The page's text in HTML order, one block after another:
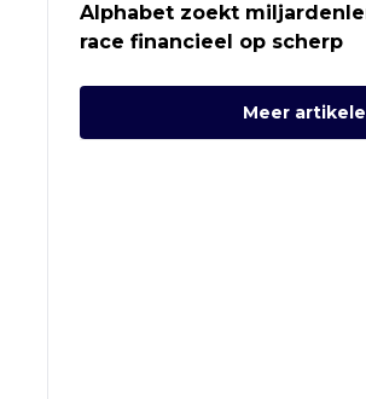
Alphabet zoekt
race financieel op scherp
Meer